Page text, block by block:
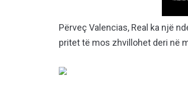
Përveç Valencias, Real ka një
pritet të mos zhvillohet deri në